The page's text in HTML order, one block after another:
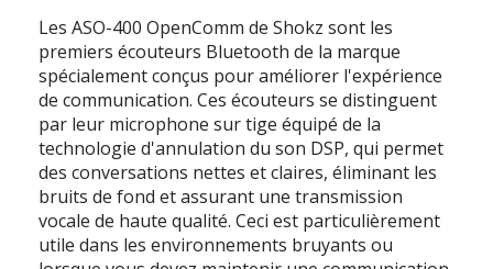
Les ASO-400 OpenComm de Shokz sont les
premiers écouteurs Bluetooth de la marque
spécialement conçus pour améliorer l'expérience
de communication. Ces écouteurs se distinguent
par leur microphone sur tige équipé de la
technologie d'annulation du son DSP, qui permet
des conversations nettes et claires, éliminant les
bruits de fond et assurant une transmission
vocale de haute qualité. Ceci est particulièrement
utile dans les environnements bruyants ou